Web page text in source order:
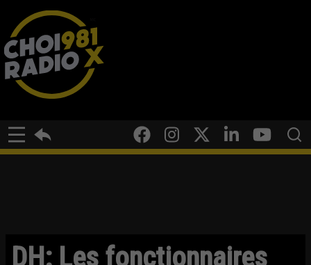
DH: Les fonctionnaires